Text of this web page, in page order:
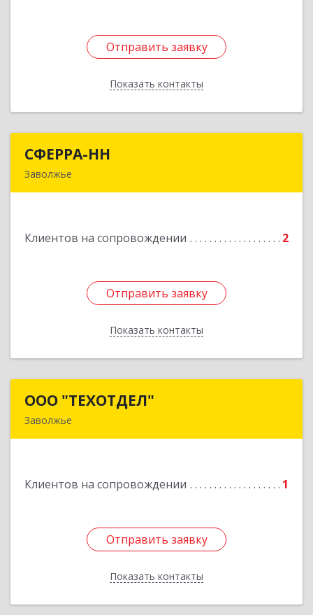
Отправить заявку
Показать контакты
Отправить заявку
Назад
СФЕРРА-НН
Заволжье
Клиентов на сопровождении 2
Отправить заявку
Показать контакты
Отправить заявку
Назад
ООО "ТЕХОТДЕЛ"
Заволжье
Клиентов на сопровождении 1
Отправить заявку
Показать контакты
Отправить заявку
Назад